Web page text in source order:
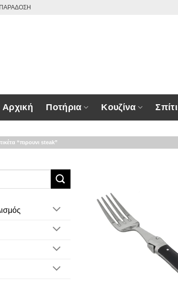
Αρχική Ποτήρια Κουζίνα Σπίτι
“πιρουνι steak”